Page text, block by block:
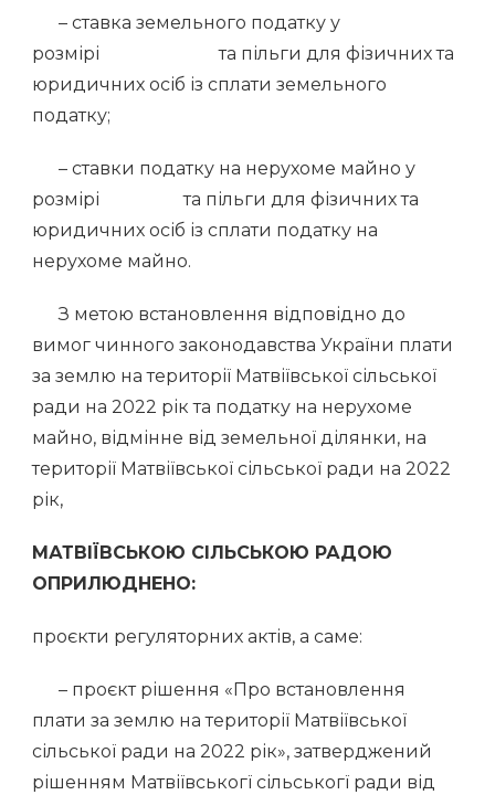
– ставка земельного податку у
розмірі та пільги для фізичних та
юридичних осіб із сплати земельного
податку;
– ставки податку на нерухоме майно у
розмірі та пільги для фізичних та
юридичних осіб із сплати податку на
нерухоме майно.
З метою встановлення відповідно до
вимог чинного законодавства України плати
за землю на території Матвіївської сільської
ради на 2022 рік та податку на нерухоме
майно, відмінне від земельної ділянки, на
території Матвіївської сільської ради на 2022
рік,
МАТВІЇВСЬКОЮ СІЛЬСЬКОЮ РАДОЮ
ОПРИЛЮДНЕНО:
проєкти регуляторних актів, а саме:
– проєкт рішення «Про встановлення
плати за землю на території Матвіївської
сільської ради на 2022 рік», затверджений
рішенням Матвіївськогї сільськогї ради від